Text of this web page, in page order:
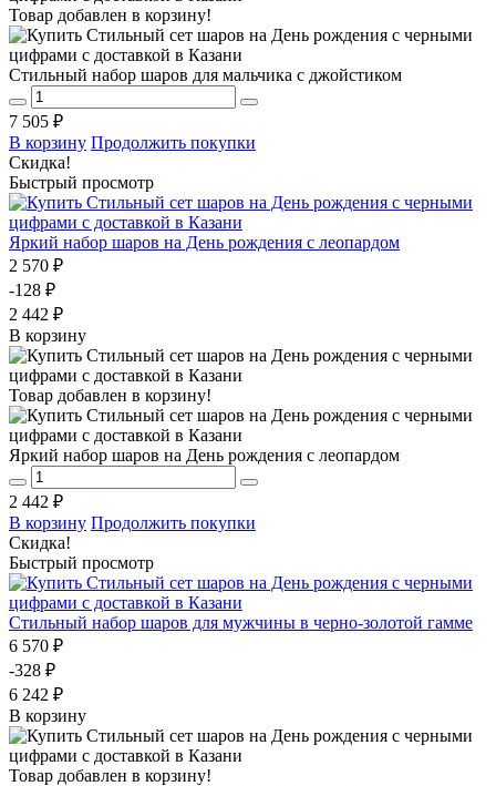
Товар добавлен в корзину!
Стильный набор шаров для мальчика с джойстиком
7 505 ₽
В корзину Продолжить покупки
Скидка!
Быстрый просмотр
Яркий набор шаров на День рождения с леопардом
2 570 ₽
-128 ₽
2 442 ₽
В корзину
Товар добавлен в корзину!
Яркий набор шаров на День рождения с леопардом
2 442 ₽
В корзину Продолжить покупки
Скидка!
Быстрый просмотр
Стильный набор шаров для мужчины в черно-золотой гамме
6 570 ₽
-328 ₽
6 242 ₽
В корзину
Товар добавлен в корзину!